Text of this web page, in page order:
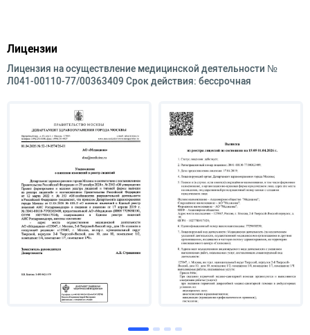
Лицензии
Лицензия на осуществление медицинской деятельности №
Л041-00110-77/00363409 Срок действия: бессрочная